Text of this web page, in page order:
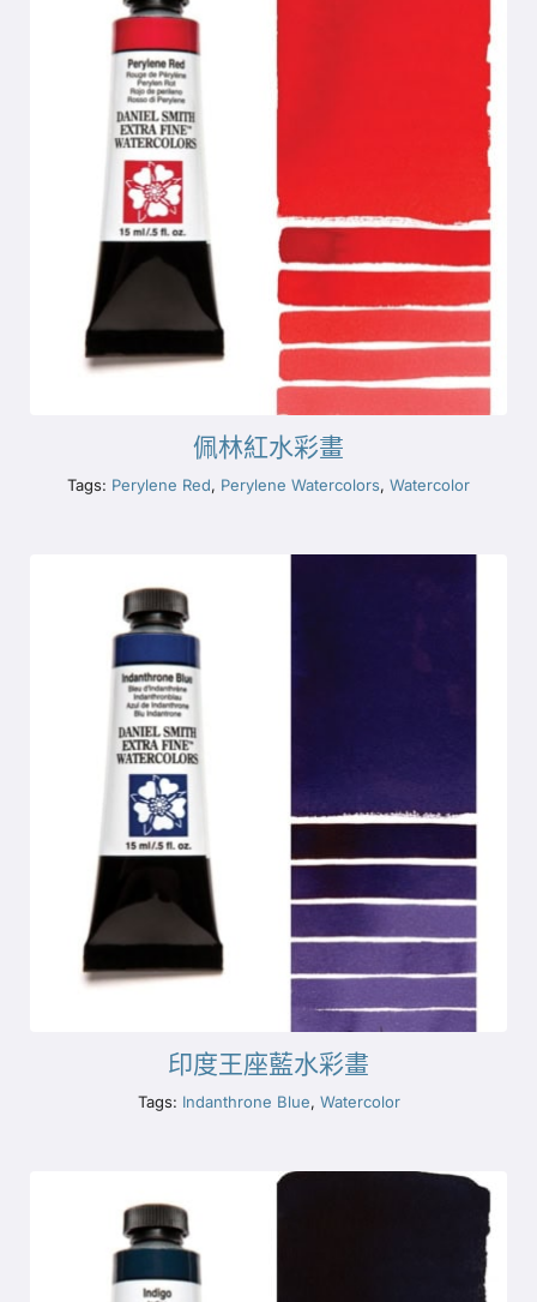
佩林紅水彩畫
Tags: Perylene Red, Perylene Watercolors, Watercolor
印度王座藍水彩畫
Tags: Indanthrone Blue, Watercolor